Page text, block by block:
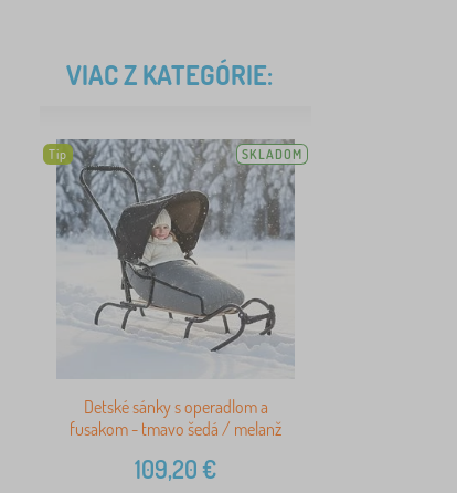
VIAC Z KATEGÓRIE:
Tip SKLADOM
Detské sánky s operadlom a
fusakom - tmavo šedá / melanž
109,20€